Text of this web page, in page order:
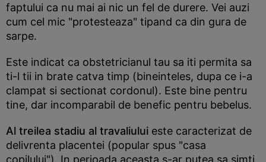
faptului ca nu mai ai nic un fel de durere. Vei auzi
cum cel mic "protesteaza" tipand ca din gura de
sarpe.
Este indicat ca obstetricianul tau sa iti permita sa
ti-l tii in brate catva timp (bineinteles, dupa ce i-a
clampat si sectionat cordonul). Este bine pentru
tine, dar incomparabil de benefic pentru bebelus.
Al treilea stadiu al travaliului este caracterizat de
delivrenta placentei (popular spus "casa
copilului"). In perioada aceasta s-ar putea sa simti